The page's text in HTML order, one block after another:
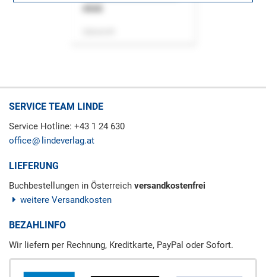
SERVICE TEAM LINDE
Service Hotline: +43 1 24 630
office
lindeverlag.at
LIEFERUNG
Buchbestellungen in Österreich versandkostenfrei
weitere Versandkosten
BEZAHLINFO
Wir liefern per Rechnung, Kreditkarte, PayPal oder Sofort.